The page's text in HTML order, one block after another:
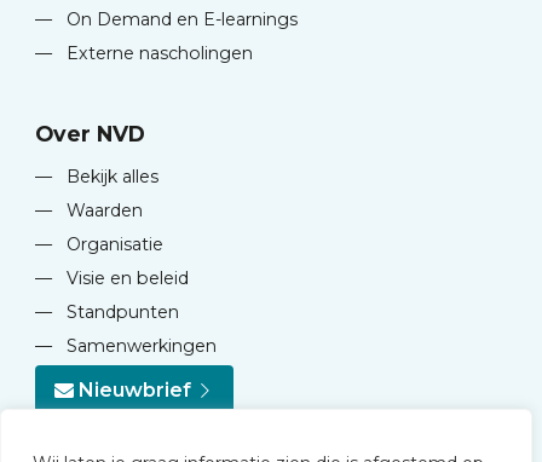
—
On Demand en E-learnings
—
Externe nascholingen
Over NVD
—
Bekijk alles
—
Waarden
—
Organisatie
—
Visie en beleid
—
Standpunten
—
Samenwerkingen
Nieuwbrief